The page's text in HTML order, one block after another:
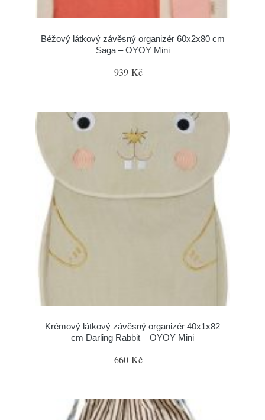
Béžový látkový závěsný organizér 60x2x80 cm
Saga – OYOY Mini
939 Kč
Krémový látkový závěsný organizér 40x1x82
cm Darling Rabbit – OYOY Mini
660 Kč